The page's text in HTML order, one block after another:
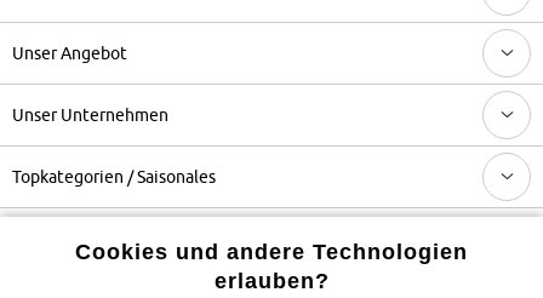
Unser Angebot
Unser Unternehmen
Topkategorien / Saisonales
Mehr von bonprix auf
Cookies und andere Technologien
erlauben?